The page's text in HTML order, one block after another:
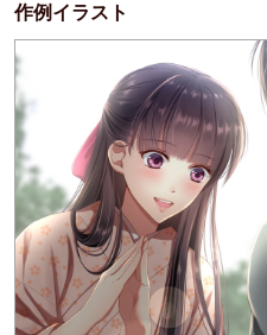
作例イラスト